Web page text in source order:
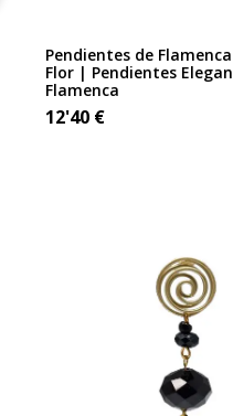
Pendientes de
Flor | Pendientes
Flamenca
12'40 €